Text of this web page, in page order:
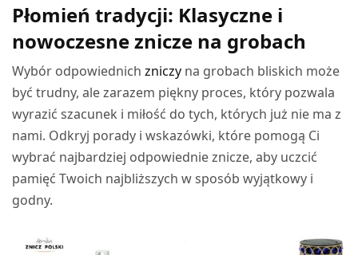
Płomień tradycji: Klasyczne i
nowoczesne znicze na grobach
Wybór odpowiednichzniczy na grobach bliskich może
być trudny, ale zarazem piękny proces, który pozwala
wyrazić szacunek i miłość do tych, których już nie ma z
nami. Odkryj porady i wskazówki, które pomogą Ci
wybrać najbardziej odpowiednie znicze, aby uczcić
pamięć Twoich najbliższych w sposób wyjątkowy i
godny.